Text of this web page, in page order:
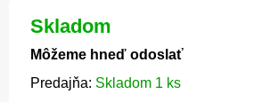
Skladom
Môžeme hneď odoslať
Predajňa: Skladom 1 ks